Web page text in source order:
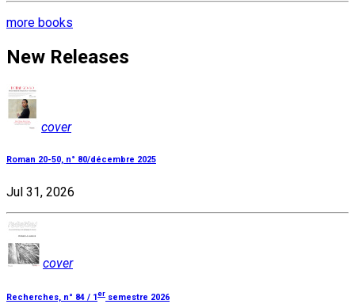
more books
New Releases
cover
Roman 20-50, n° 80/décembre 2025
Jul 31, 2026
cover
Recherches, n° 84 / 1 er semestre 2026